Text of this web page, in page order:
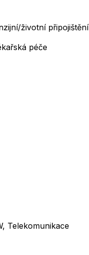
životní připojištění
péče
Telekomunikace